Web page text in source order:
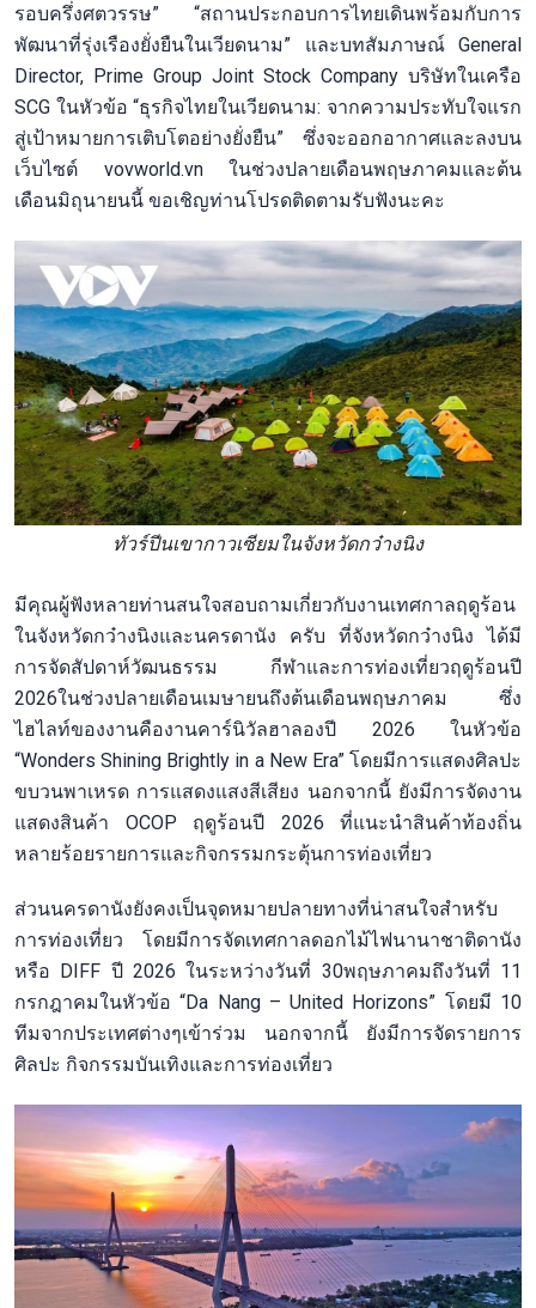
รอบครึ่งศตวรรษ” “สถานประกอบการไทยเดินพร้อมกับการ
พัฒนาที่รุ่งเรืองยั่งยืนในเวียดนาม” และบทสัมภาษณ์ General
Director, Prime Group Joint Stock Company บริษัทในเครือ
SCG ในหัวข้อ “ธุรกิจไทยในเวียดนาม: จากความประทับใจแรก
สู่เป้าหมายการเติบโตอย่างยั่งยืน” ซึ่งจะออกอากาศและลงบน
เว็บไซต์ vovworld.vn ในช่วงปลายเดือนพฤษภาคมและต้น
เดือนมิถุนายนนี้ ขอเชิญท่านโปรดติดตามรับฟังนะคะ
ทัวร์ปีนเขากาวเซียมในจังหวัดกว๋างนิง
มีคุณผู้ฟังหลายท่านสนใจสอบถามเกี่ยวกับงานเทศกาลฤดูร้อน
ในจังหวัดกว๋างนิงและนครดานัง ครับ ที่จังหวัดกว๋างนิง ได้มี
การจัดสัปดาห์วัฒนธรรม กีฬาและการท่องเที่ยวฤดูร้อนปี
2026ในช่วงปลายเดือนเมษายนถึงต้นเดือนพฤษภาคม ซึ่ง
ไฮไลท์ของงานคืองานคาร์นิวัลฮาลองปี 2026 ในหัวข้อ
“Wonders Shining Brightly in a New Era” โดยมีการแสดงศิลปะ
ขบวนพาเหรด การแสดงแสงสีเสียง นอกจากนี้ ยังมีการจัดงาน
แสดงสินค้า OCOP ฤดูร้อนปี 2026 ที่แนะนำสินค้าท้องถิ่น
หลายร้อยรายการและกิจกรรมกระตุ้นการท่องเที่ยว
ส่วนนครดานังยังคงเป็นจุดหมายปลายทางที่น่าสนใจสำหรับ
การท่องเที่ยว โดยมีการจัดเทศกาลดอกไม้ไฟนานาชาติดานัง
หรือ DIFF ปี 2026 ในระหว่างวันที่ 30พฤษภาคมถึงวันที่ 11
กรกฎาคมในหัวข้อ “Da Nang – United Horizons” โดยมี 10
ทีมจากประเทศต่างๆเข้าร่วม นอกจากนี้ ยังมีการจัดรายการ
ศิลปะ กิจกรรมบันเทิงและการท่องเที่ยว